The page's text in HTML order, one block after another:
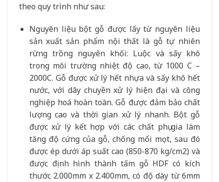
theo quy trình như sau:
Nguyên liệu bột gỗ được lấy từ nguyên liệu
sản xuất sản phẩm nội thất là gỗ tự nhiên
rừng trồng nguyên khối: Luộc và sấy khô
trong môi trường nhiệt độ cao, từ 1000 C –
2000C. Gỗ được xử lý hết nhựa và sấy khô hết
nước, với dây chuyền xử lý hiện đại và công
nghiệp hoá hoàn toàn. Gỗ được đảm bảo chất
lượng cao và thời gian xử lý nhanh. Bột gỗ
được xử lý kết hợp với các chất phụ gia làm
tăng độ cứng của gỗ, chống mối mọt, sau đó
được ép dưới áp suất cao (850-870 kg/cm2) và
được định hình thành tấm gỗ HDF có kích
thước 2.000mm x 2.400mm, có độ dày từ 6mm